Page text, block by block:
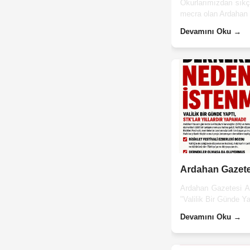
Okurlarımızdan
mecra olan
Devamını Oku →
Ardahan
Ardahan Gazetesi
"Valilik Bir Günde
Devamını Oku →